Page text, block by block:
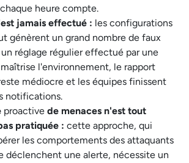
heure compte.
jamais effectué : les configurations
génèrent un grand nombre de faux
un réglage régulier effectué par une
l'environnement, le rapport
médiocre et les équipes finissent
notifications.
proactive de menaces n'est tout
pratiquée : cette approche, qui
les comportements des attaquants
déclenchent une alerte, nécessite un